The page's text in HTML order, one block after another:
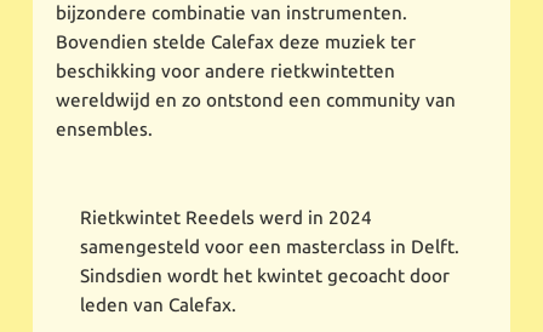
bijzondere combinatie van instrumenten.
Bovendien stelde Calefax deze muziek ter
beschikking voor andere rietkwintetten
wereldwijd en zo ontstond een community van
ensembles.
Rietkwintet Reedels werd in 2024
samengesteld voor een masterclass in Delft.
Sindsdien wordt het kwintet gecoacht door
leden van Calefax.